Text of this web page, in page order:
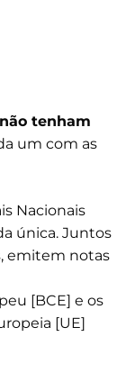
tenham
um com as
Nacionais
única. Juntos
emitem notas
[BCE] e os
[UE]